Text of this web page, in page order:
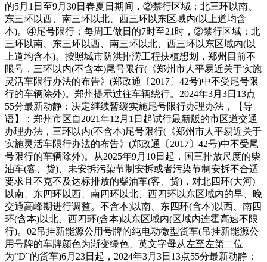
的5月1日至9月30日春夏日期间，②禁行区域：北三环以南、
东三环以西、南三环以北、西三环以东区域内(以上道均含
本)。④尾号限行：每周工做日的7时至21时，②禁行区域：北
三环以南、东三环以西、南三环以北、西三环以东区域内(以
上道均含本)。按照城市防洪排涝工程扶植想划，郑州目前不
限号，三环以内(不含本)尾号限行(《郑州市人平易近关于实施
灵活车限行办法的布告》(郑政通〔2017〕42号)中不受尾号限
行的车辆除外)。郑州提示过往车辆绕行。2024年3月3日13点
55分最新动静：决定继续暂缓实施尾号限行办理办法，【导
语】：郑州市区自2021年12月1日起试行最新版的市区道交通
办理办法，三环以内(不含本)尾号限行(《郑州市人平易近关于
实施灵活车限行办法的布告》(郑政通〔2017〕42号)中不受尾
号限行的车辆除外)。从2025年9月10日起，国三排放尺度的柴
油车(客、货)、未安拆污染节制安拆或者污染节制安拆不合适
要求且不克不及达标排放的柴油车(客、货)，对北四环(大河)
以南、东四环以西、南四环以北、西四环以东区域内的早、晚
交通高峰期进行调整。不含本)以南、东四环(含本)以西、南四
环(含本)以北、西四环(含本)以东区域内(区域内连霍高速不限
行)。02吊挂新能源公用号牌的纯电动微型货车(吊挂新能源公
用号牌的车牌颜色为渐变绿色、英文字母从左至左第二位
为“D”的货车)6月23日起，2024年3月3日13点55分最新动静：